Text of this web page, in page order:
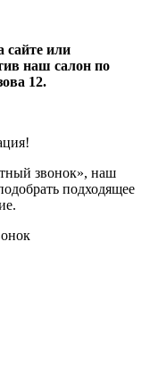
сайте или
наш салон по
12.
звонок», наш
подходящее